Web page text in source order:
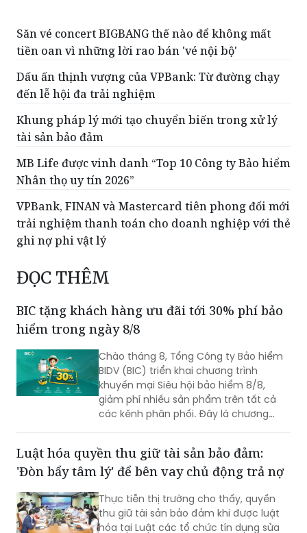
Săn vé concert BIGBANG thế nào để không mất
tiền oan vì những lời rao bán 'vé nội bộ'
Dấu ấn thịnh vượng của VPBank: Từ đường chạy
đến lễ hội đa trải nghiệm
Khung pháp lý mới tạo chuyển biến trong xử lý
tài sản bảo đảm
MB Life được vinh danh “Top 10 Công ty Bảo hiểm
Nhân thọ uy tín 2026”
VPBank, FINAN và Mastercard tiên phong đổi mới
trải nghiệm thanh toán cho doanh nghiệp với thẻ
ghi nợ phi vật lý
ĐỌC THÊM
BIC tặng khách hàng ưu đãi tới 30% phí bảo
hiểm trong ngày 8/8
Chào tháng 8, Tổng Công ty Bảo hiểm
BIDV (BIC) triển khai chương trình
khuyến mại Siêu hội bảo hiểm 8/8,
giảm phí nhiều sản phẩm trên tất cả
các kênh phân phối. Đây là chương
Luật hóa quyền thu giữ tài sản bảo đảm:
'Đòn bẩy tâm lý' để bên vay chủ động trả nợ
Thực tiễn thị trường cho thấy, quyền
thu giữ tài sản bảo đảm khi được luật
hóa tại Luật các tổ chức tín dụng sửa